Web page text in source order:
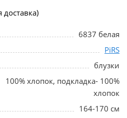
6837 белая
PiRS
блузки
100% хлопок, подкладка- 100%
хлопок
164-170 см